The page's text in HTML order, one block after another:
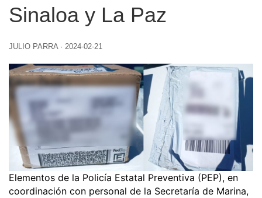
Sinaloa y La Paz
JULIO PARRA · 2024-02-21
Elementos de la Policía Estatal Preventiva (PEP), en
coordinación con personal de la Secretaría de Marina,